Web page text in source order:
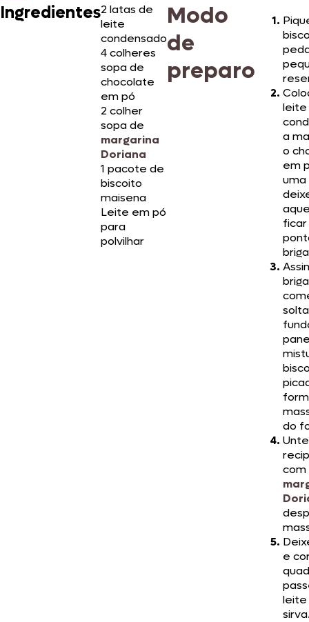
Ingredientes2 latas de
leite
condensado
4 colheres
sopa de
chocolate
em pó
2 colher
sopa de
margarina
Doriana
1 pacote de
biscoito
maisena
Leite em pó
para
polvilhar
Modo
de
preparo
leite
a
o
em
do
com
e
leite